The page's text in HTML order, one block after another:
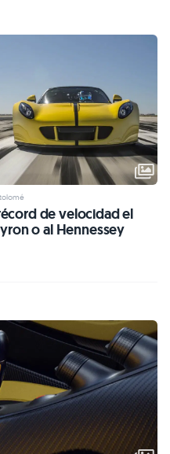
de velocidad el
o al Hennessey